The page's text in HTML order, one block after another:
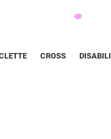
CROSS DISABILI